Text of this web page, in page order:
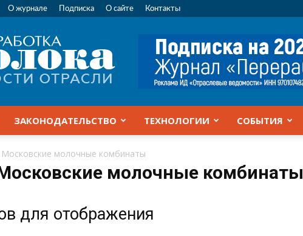
О журнале Подписка О сайте Контакты
Переработка
молока
|
Новости
ЗАКОНОДАТЕЛЬСТВО ТЕХНОЛОГИИ СОБЫТИЯ
Московские молочные комбинаты
молочные комбинаты
для отображения